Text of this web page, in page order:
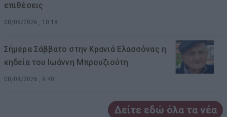
επιθέσεις
08/08/2026 , 10:18
Σήμερα Σάββατο στην Κρανιά Ελασσόνας η
κηδεία του Ιωάννη Μπρουζιούτη
08/08/2026 , 9:40
Δείτε εδώ όλα τα νέα